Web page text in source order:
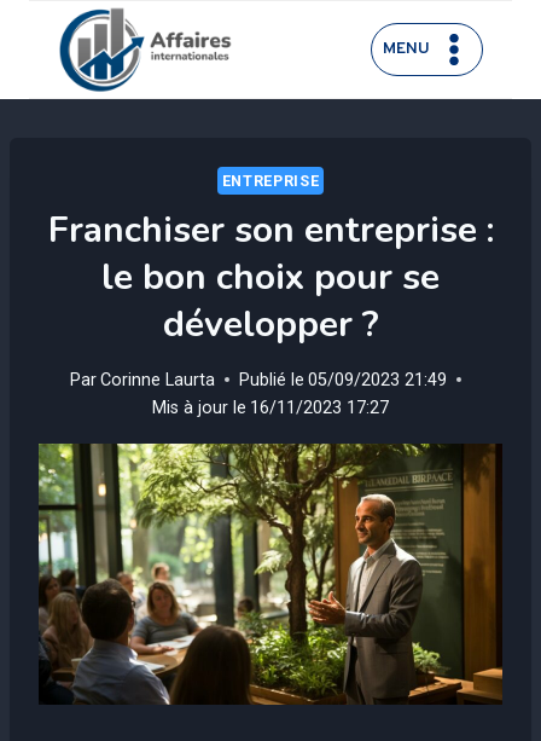
contenu
MENU
ENTREPRISE
Franchiser son entreprise :
le bon choix pour se
développer ?
ParCorinne Laurta Publié le 05/09/2023 21:49
Mis à jour le 16/11/2023 17:27